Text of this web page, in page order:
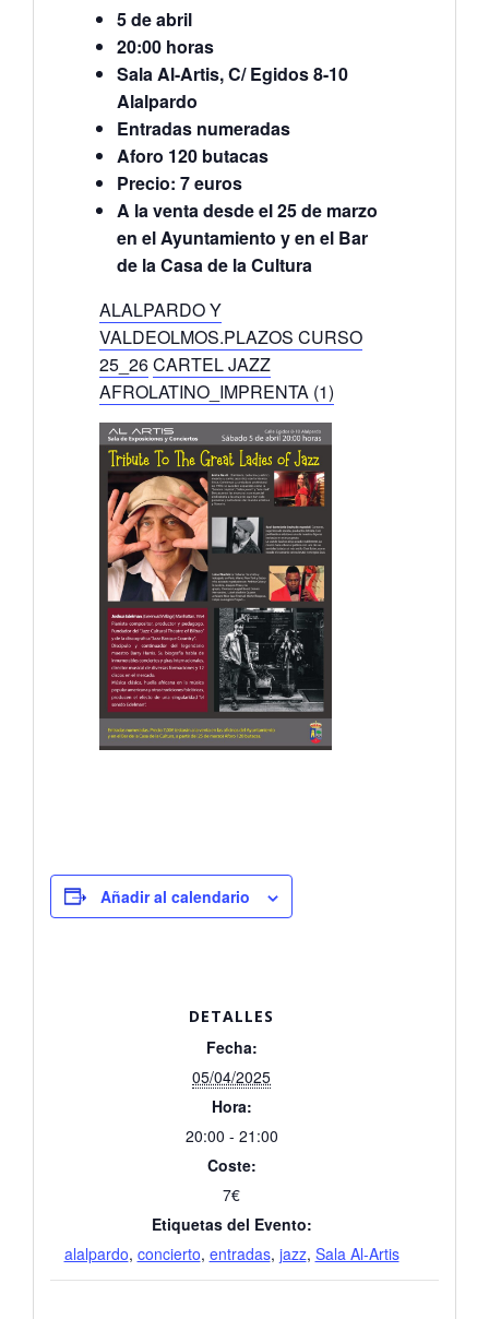
5 de abril
20:00 horas
Sala Al-Artis, C/ Egidos 8-10
Alalpardo
Entradas numeradas
Aforo 120 butacas
Precio: 7 euros
A la venta desde el 25 de marzo
en el Ayuntamiento y en el Bar
de la Casa de la Cultura
ALALPARDO Y
VALDEOLMOS.PLAZOS CURSO
25_26CARTEL JAZZ
AFROLATINO_IMPRENTA (1)
Añadir al calendario
DETALLES
Fecha:
05/04/2025
Hora:
20:00 - 21:00
Coste:
7€
Etiquetas del Evento:
alalpardo, concierto, entradas, jazz, Sala Al-Artis